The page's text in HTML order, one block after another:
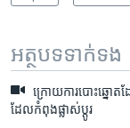
អត្ថបទ​ទាក់ទង
ក្រោយការបោះឆ្នោ
ដែលកំពុងផ្លាស់ប្តូរ